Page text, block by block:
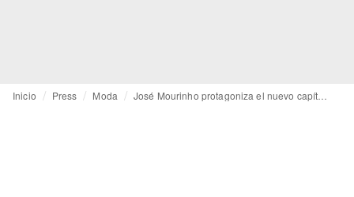
Inicio Press Moda